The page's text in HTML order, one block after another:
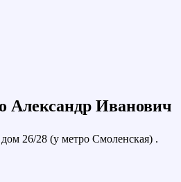
Александр Иванович
26/28 (у метро Смоленская) .